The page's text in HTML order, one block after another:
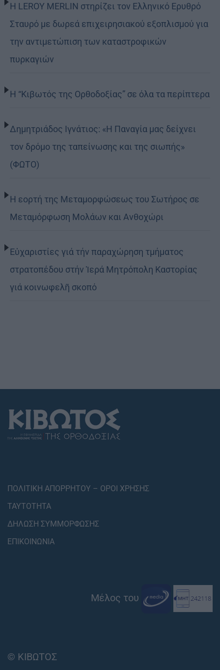
Η LEROY MERLIN στηρίζει τον Ελληνικό Ερυθρό
Σταυρό με δωρεά επιχειρησιακού εξοπλισμού για
την αντιμετώπιση των καταστροφικών
πυρκαγιών
Η “Κιβωτός της Ορθοδοξίας” σε όλα τα περίπτερα
Δημητριάδος Ιγνάτιος: «Η Παναγία μας δείχνει
τον δρόμο της ταπείνωσης και της σιωπής»
(ΦΩΤΟ)
Η εορτή της Μεταμορφώσεως του Σωτήρος σε
Μεταμόρφωση Μολάων και Ανθοχώρι
Εὐχαριστίες γιά τήν παραχώρηση τμήματος
στρατοπέδου στήν Ἱερά Μητρόπολη Καστορίας
γιά κοινωφελῆ σκοπό
ΠΟΛΙΤΙΚΗ ΑΠΟΡΡΗΤΟΥ – ΟΡΟΙ ΧΡΗΣΗΣ
ΤΑΥΤΟΤΗΤΑ
ΔΗΛΩΣΗ ΣΥΜΜΟΡΦΩΣΗΣ
ΕΠΙΚΟΙΝΩΝΙΑ
Μέλος του
© ΚΙΒΩΤΟΣ